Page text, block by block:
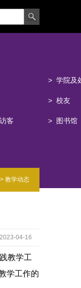
学院及
校友
客 图书馆
> 教学动态
04-16
教学工
学工作的